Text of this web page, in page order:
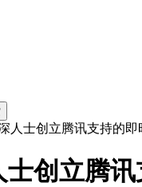
人士创立腾讯支持的
创立腾